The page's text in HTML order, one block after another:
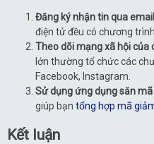
Đăng ký nhận tin qua email
điện tử đều có chương
Theo dõi mạng xã hội của
lớn thường tổ chức các
Facebook, Instagram.
Sử dụng ứng dụng săn
giúp bạn tổng hợp mã
Kết luận